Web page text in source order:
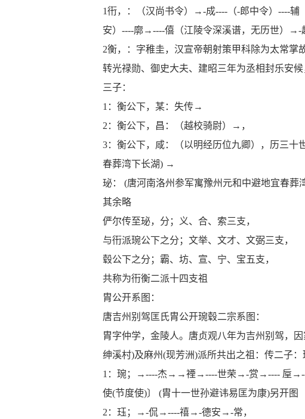
1衎，：（汉尚书令）→-成---- （-郎中令） ----辅
安） ----廓→----僖（江陵令深溪谱，无历世）→-
2衡，：字稚圭，汉宣帝朝射策甲科除为太常掌
转光禄勋、御史大夫、建昭三年为丞相封乐安
三子：
1 ：衡公下，某：失传→
2 ：衡公下，昌：（越校骑尉）→，
3：衡公下，咸：（以明经历位九卿），历三十
春葬湾下长湖) →
珌：
(唐河南洛州参军寓豫州元和中避地宜春葬
其余略
俨尔传至珌，分；义、合、索三支，
与衎派琬公下之分；文举、文才、文弼三支，
毂公下之分；霸、坊、宣、宁、宝五支，
共称为衎衡二派十四支祖
胄公开系图：
唐吉州别驾匡氏胄公开琬毂二宗系图：
胄字仲学，金陵人。唐贞观八年为吉州别驾，
绅溪村)及麻州(现芳洲)派所共出之祖：传二子：
1 ：琬；→----杰→→禋→----世荣→-赏→---- 垕→
使(节度使)〕 (胄十一世孙避讳易匡为康)另开图
2 ：珏；→-侃→----禧→-德安→-常，